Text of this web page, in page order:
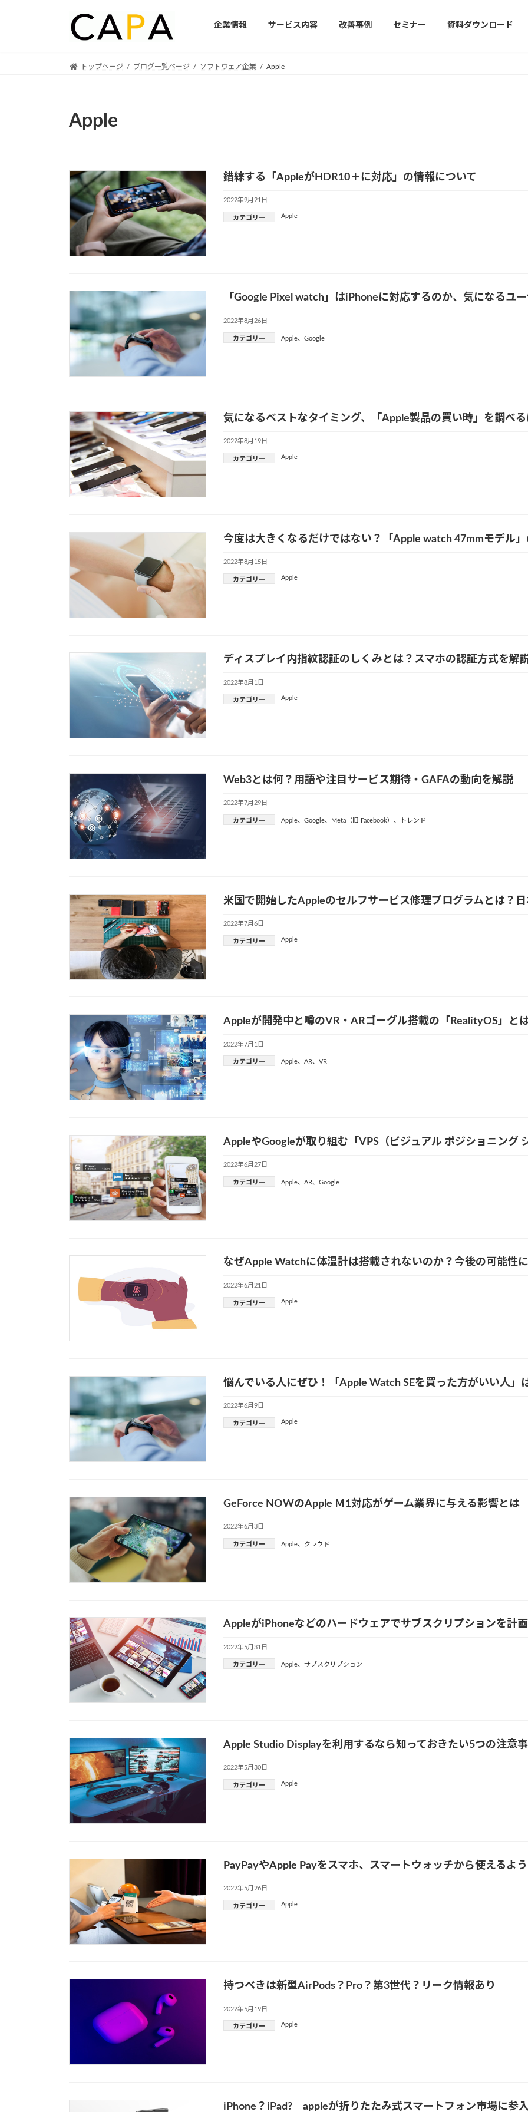
企業情報 サービス内容 改善事例 セミナー 資料ダウンロード
トップページ ブログ一覧ページ ソフトウェア企業 Apple
Apple
錯綜する「AppleがHDR10＋に対応」の情報について
2022年9月21日
カテゴリー Apple
「Google Pixel watch」はiPhoneに対応するのか、気になるユ
2022年8月26日
カテゴリー Apple、 Google
気になるベストなタイミング、「Apple製品の買い時」を調べ
2022年8月19日
カテゴリー Apple
今度は大きくなるだけではない？「Apple watch 47mmモデル
2022年8月15日
カテゴリー Apple
ディスプレイ内指紋認証のしくみとは？スマホの認証方式を解
2022年8月1日
カテゴリー Apple
Web3とは何？用語や注目サービス期待・GAFAの動向を解説
2022年7月29日
カテゴリー Apple、 Google、 Meta（旧 Facebook） 、 トレンド
米国で開始したAppleのセルフサービス修理プログラムとは？日
2022年7月6日
カテゴリー Apple
Appleが開発中と噂のVR・ARゴーグル搭載の「RealityOS」と
2022年7月1日
カテゴリー Apple、 AR、 VR
AppleやGoogleが取り組む「VPS（ビジュアル ポジショニング
2022年6月27日
カテゴリー Apple、 AR、 Google
なぜApple Watchに体温計は搭載されないのか？今後の可能性
2022年6月21日
カテゴリー Apple
悩んでいる人にぜひ！「Apple Watch SEを買った方がいい人」
2022年6月9日
カテゴリー Apple
GeForce NOWのApple Ｍ1対応がゲーム業界に与える影響とは
2022年6月3日
カテゴリー Apple、 クラウド
AppleがiPhoneなどのハードウェアでサブスクリプションを計
2022年5月31日
カテゴリー Apple、 サブスクリプション
Apple Studio Displayを利用するなら知っておきたい5つの注意
2022年5月30日
カテゴリー Apple
PayPayやApple Payをスマホ、スマートウォッチから使えるよ
2022年5月26日
カテゴリー Apple
持つべきは新型AirPods？Pro？第3世代？リーク情報あり
2022年5月19日
カテゴリー Apple
iPhone？iPad? appleが折りたたみ式スマートフォン市場に参